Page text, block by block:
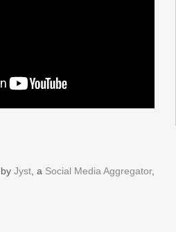
, by Jyst , a Social Media Aggregator,